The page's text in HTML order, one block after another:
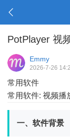
РotРlayer 视
Emmy
2026-7-26
常用软件
常用软件: 视频播
一、软件背景